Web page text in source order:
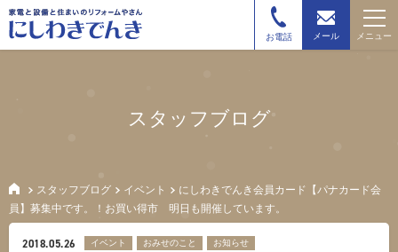
お電話 メール メニュー
スタッフブログ
スタッフブログ イベント
にしわきでんき会員カード【パナカード会
員】募集中です。！お買い得市 明日も開催しています。
2018.05.26 イベント おみせのこと お知らせ